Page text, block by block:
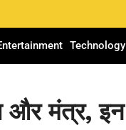
Technology
और मंत्र, इन